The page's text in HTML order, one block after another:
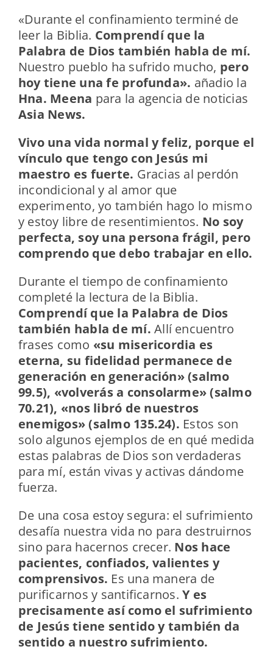
«Durante el confinamiento terminé de
leer la Biblia. Comprendí que la
Palabra de Dios también habla de mí.
Nuestro pueblo ha sufrido mucho, pero
hoy tiene una fe profunda». añadio la
Hna. Meena para la agencia de noticias
Asia News.
Vivo una vida normal y feliz, porque el
vínculo que tengo con Jesús mi
maestro es fuerte. Gracias al perdón
incondicional y al amor que
experimento, yo también hago lo mismo
y estoy libre de resentimientos. No soy
perfecta, soy una persona frágil, pero
comprendo que debo trabajar en ello.
Durante el tiempo de confinamiento
completé la lectura de la Biblia.
Comprendí que la Palabra de Dios
también habla de mí. Allí encuentro
frases como «su misericordia es
eterna, su fidelidad permanece de
generación en generación» (salmo
99.5), «volverás a consolarme» (salmo
70.21), «nos libró de nuestros
enemigos» (salmo 135.24). Estos son
solo algunos ejemplos de en qué medida
estas palabras de Dios son verdaderas
para mí, están vivas y activas dándome
fuerza.
De una cosa estoy segura: el sufrimiento
desafía nuestra vida no para destruirnos
sino para hacernos crecer. Nos hace
pacientes, confiados, valientes y
comprensivos. Es una manera de
purificarnos y santificarnos. Y es
precisamente así como el sufrimiento
de Jesús tiene sentido y también da
sentido a nuestro sufrimiento.